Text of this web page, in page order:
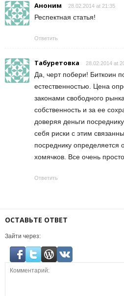
Аноним 28.02.2014 at 21:35
Респектная статья!
Ответить
Табуретовка 28.02.2014 at
Да, черт побери! Биткоин
естественностью. Цена
законами свободного
собственность и за ее
доверяя деньги
себя риски с этим
посреднику определяется
хомячков. Все очень
Ответить
ОСТАВЬТЕ ОТВЕТ
Зайти через: